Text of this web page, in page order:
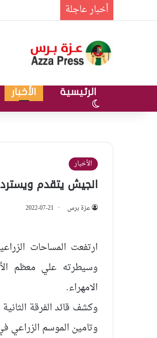
أخبار عاجلة
الرئيسية الأخبار
الوضع المظلم
الأخبار
الجيش يتقدم
عزة برس 2022-07-21
ارتفعت المساحات
وسيطرته علي معظم
الامهراء.
وكشف قائد الفرقة
وتامين الموسم الزراعي